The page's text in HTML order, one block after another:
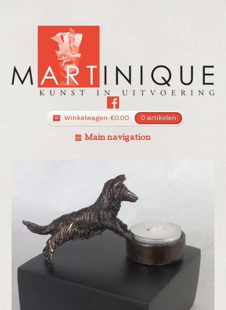
Winkelwagen: €0.00 0 artikelen
Main navigation